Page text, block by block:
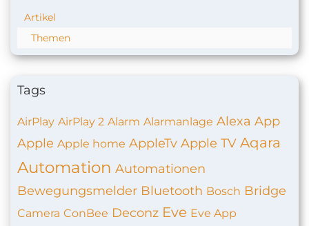
Artikel
Themen
Tags
AirPlay AirPlay 2 Alarm Alarmanlage Alexa App
Apple Apple home AppleTv Apple TV Aqara
Automation Automationen
Bewegungsmelder Bluetooth Bosch Bridge
Camera ConBee Deconz Eve Eve App